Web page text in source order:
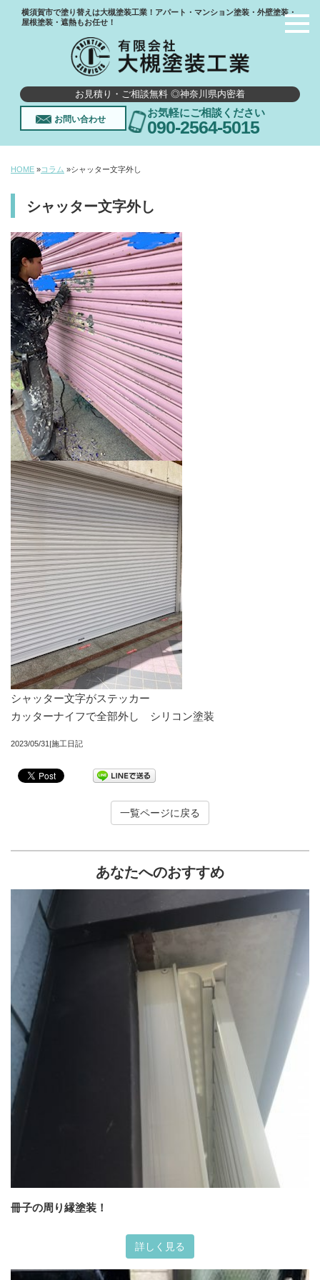
横須賀市で塗り替えは大槻塗装工業！アパート・マンション塗装・外壁塗装・
屋根塗装・遮熱もお任せ！
お見積り・ご相談無料 ◎神奈川県内密着
お問い合わせ
お気軽にご相談ください
090-2564-5015
HOME »コラム »シャッター文字外し
シャッター文字外し
シャッター文字がステッカー
カッターナイフで全部外し シリコン塗装
2023/05/31|施工日記
一覧ページに戻る
あなたへのおすすめ
冊子の周り縁塗装！
詳しく見る